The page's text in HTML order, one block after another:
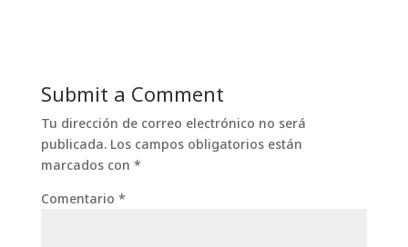
Submit a Comment
Tu dirección de correo electrónico no será
publicada. Los campos obligatorios están
marcados con *
Comentario *